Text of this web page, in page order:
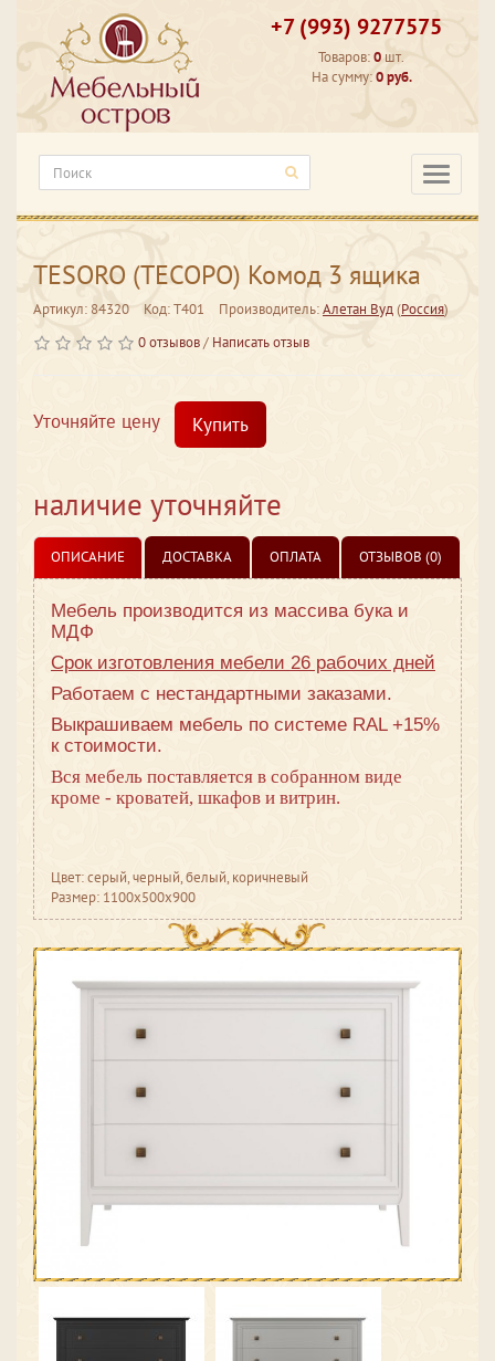
+7 (993) 9277575
Товаров:0 шт.
На сумму:0 руб.
TESORO (ТЕСОРО) Комод 3 ящика
Артикул: 84320 Код: T401 Производитель:Алетан Вуд(Россия)
0 отзывов/ Написать отзыв
Уточняйте цену Купить
наличие уточняйте
ОПИСАНИЕ ДОСТАВКА ОПЛАТА ОТЗЫВОВ (0)
Мебель производится из массива бука и
МДФ
Срок изготовления мебели 26 рабочих дней
Работаем с нестандартными заказами.
Выкрашиваем мебель по системе RAL +15%
к стоимости.
Вся мебель поставляется в собранном виде
кроме - кроватей, шкафов и витрин.
Цвет: серый, черный, белый, коричневый
Размер: 1100x500x900